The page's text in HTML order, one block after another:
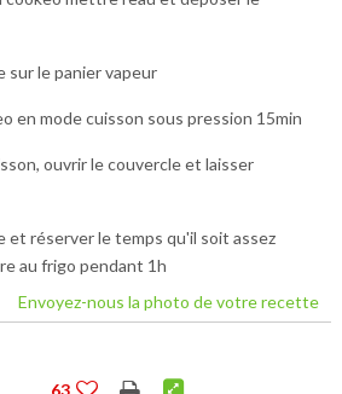
sur le panier vapeur
en mode cuisson sous pression 15min
ouvrir le couvercle et laisser
et réserver le temps qu'il soit assez
au frigo pendant 1h
Envoyez-nous la photo de votre recette